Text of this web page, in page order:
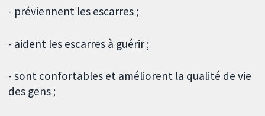
- préviennent les escarres ;
- aident les escarres à guérir ;
- sont confortables et améliorent la qualité de vie
des gens ;